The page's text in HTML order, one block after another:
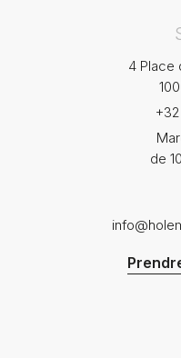
4 Place
de